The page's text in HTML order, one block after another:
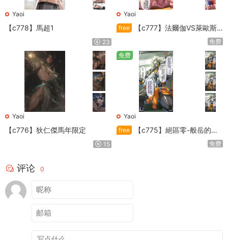
Yaoi
【c778】馬超1
23
Yaoi
free
【c777】法爾伽VS萊歐斯
免费
Yaoi
【c776】狄仁傑馬年限定
15
Yaoi
free
【c775】絕區零-般岳的訓
免费
免费
评论 0